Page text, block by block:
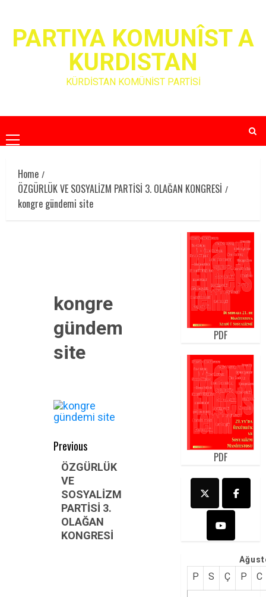
contentPARTIYA KOMUNÎST A
KURDISTAN
KÜRDİSTAN KOMÜNİST PARTİSİ
Primary
Menu
Home
ÖZGÜRLÜK VE SOSYALİZM PARTİSİ 3. OLAĞAN KONGRESİ
kongre gündemi site
kongre
gündemi
site
Post
navigation
Previous
Previous
post:
ÖZGÜRLÜK
VE
SOSYALİZM
PARTİSİ 3.
OLAĞAN
KONGRESİ
PDF
PDF
P S Ç P C